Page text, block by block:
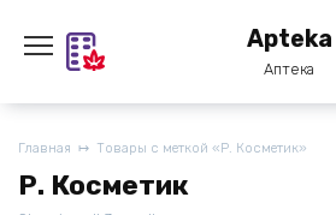
содержанию
Apteka
Аптека
Главная Товары с меткой «Р. Косметик»
Р. Косметик